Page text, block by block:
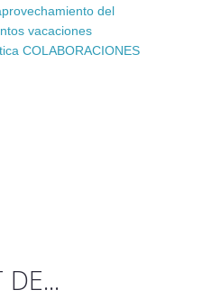
del
vacaciones
COLABORACIONES